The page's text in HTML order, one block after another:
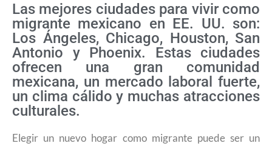
Las mejores ciudades para vivir como
migrante mexicano en EE. UU. son:
Los Ángeles, Chicago, Houston, San
Antonio y Phoenix. Estas ciudades
ofrecen una gran comunidad
mexicana, un mercado laboral fuerte,
un clima cálido y muchas atracciones
culturales.
Elegir un nuevo hogar como migrante puede ser un